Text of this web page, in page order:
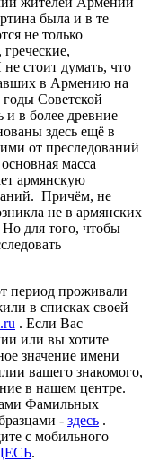
была и в те
не только
стоит думать, что
в Армению на
Советской
и в более древние
здесь ещё в
от преследований
масса
армянскую
Причём, не
не в армянских
Но для того, чтобы
период проживали
в списках своей
. Если Вас
или вы хотите
значение имени
вашего знакомого,
в нашем центре.
Фамильных
- здесь .
с мобильного
.